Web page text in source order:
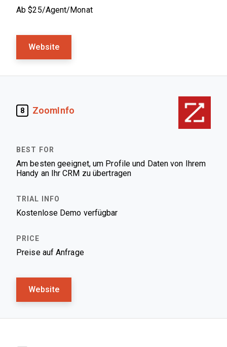
Ab $25/Agent/Monat
Website
8 ZoomInfo
Am besten geeignet, um Profile und Daten von Ihrem
Handy an Ihr CRM zu übertragen
Kostenlose Demo verfügbar
Preise auf Anfrage
Website